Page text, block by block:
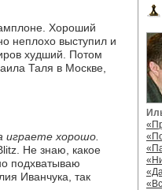
Хороший
неплохо выступил и
худший. Потом
Таля в Москве,
играете хорошо.
Не знаю, какое
подхватываю
Иванчука, так